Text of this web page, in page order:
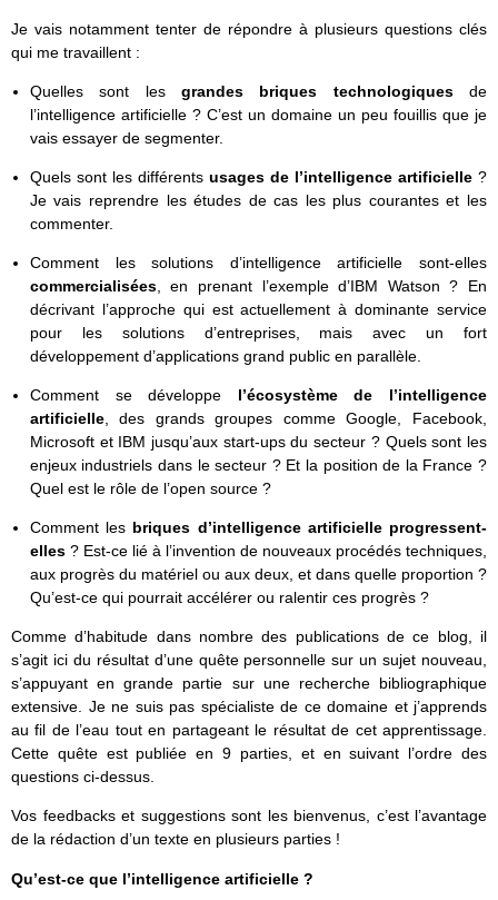
Je vais notamment tenter de répondre à plusieurs questions clés
qui me travaillent :
Quelles sont les grandes briques technologiquesde
l’intelligence artificielle ? C’est un domaine un peu fouillis que je
vais essayer de segmenter.
Quels sont les différents usages de l’intelligence artificielle?
Je vais reprendre les études de cas les plus courantes et les
commenter.
Comment les solutions d’intelligence artificielle sont-elles
commercialisées, en prenant l’exemple d’IBM Watson ? En
décrivant l’approche qui est actuellement à dominante service
pour les solutions d’entreprises, mais avec un fort
développement d’applications grand public en parallèle.
Comment se développe l’écosystème de l’intelligence
artificielle, des grands groupes comme Google, Facebook,
Microsoft et IBM jusqu’aux start-ups du secteur ? Quels sont les
enjeux industriels dans le secteur ? Et la position de la France ?
Quel est le rôle de l’open source ?
Comment les briques d’intelligence artificielle progressent-
elles ? Est-ce lié à l’invention de nouveaux procédés techniques,
aux progrès du matériel ou aux deux, et dans quelle proportion ?
Qu’est-ce qui pourrait accélérer ou ralentir ces progrès ?
Comme d’habitude dans nombre des publications de ce blog, il
s’agit ici du résultat d’une quête personnelle sur un sujet nouveau,
s’appuyant en grande partie sur une recherche bibliographique
extensive. Je ne suis pas spécialiste de ce domaine et j’apprends
au fil de l’eau tout en partageant le résultat de cet apprentissage.
Cette quête est publiée en 9 parties, et en suivant l’ordre des
questions ci-dessus.
Vos feedbacks et suggestions sont les bienvenus, c’est l’avantage
de la rédaction d’un texte en plusieurs parties !
Qu’est-ce que l’intelligence artificielle ?